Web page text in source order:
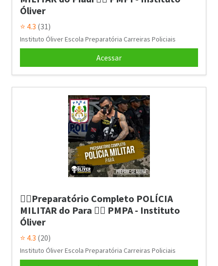
Óliver
⭐ 4.3 (31)
Instituto Óliver Escola Preparatória Carreiras Policiais
Acessar
👮‍♂️Preparatório Completo POLÍCIA
MILITAR do Para 👮‍♂️ PMPA - Instituto
Óliver
⭐ 4.3 (20)
Instituto Óliver Escola Preparatória Carreiras Policiais